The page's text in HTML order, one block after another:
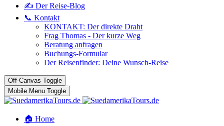
✍️ Der Reise-Blog
📞 Kontakt
KONTAKT: Der direkte Draht
Frag Thomas - Der kurze Weg
Beratung anfragen
Buchungs-Formular
Der Reisenfinder: Deine Wunsch-Reise
Off-Canvas Toggle
Mobile Menu Toggle
🏠 Home